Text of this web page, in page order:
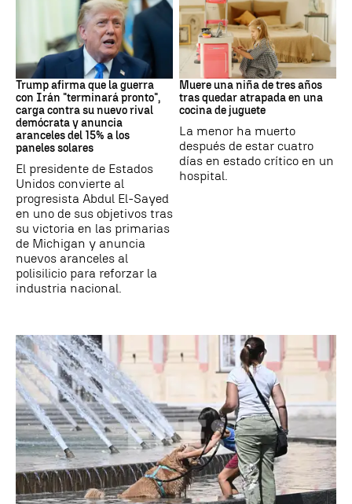
Trump
Trump afirma que la guerra
con Irán "terminará pronto",
carga contra su nuevo rival
demócrata y anuncia
aranceles del 15% a los
paneles solares
El presidente de Estados
Unidos convierte al
progresista Abdul El-Sayed
en uno de sus objetivos tras
su victoria en las primarias
de Michigan y anuncia
nuevos aranceles al
polisilicio para reforzar la
industria nacional.
FLORIDA
Muere una niña de tres años
tras quedar atrapada en una
cocina de juguete
La menor ha muerto
después de estar cuatro
días en estado crítico en un
hospital.